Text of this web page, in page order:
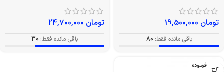
تومان
باقی مانده فقط: 80
تومان
باقی مانده فقط: 30
بدون فرسوده